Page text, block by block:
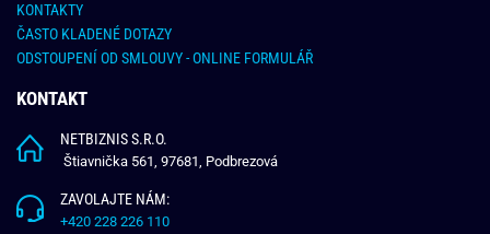
KONTAKTY
ČASTO KLADENÉ DOTAZY
ODSTOUPENÍ OD SMLOUVY - ONLINE FORMULÁŘ
KONTAKT
NETBIZNIS S.R.O.
Štiavnička 561, 97681, Podbrezová
ZAVOLAJTE NÁM:
+420 228 226 110